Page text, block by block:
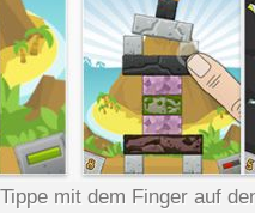
mit dem Finger auf